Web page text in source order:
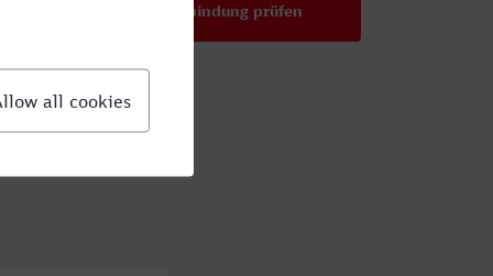
Verbindung prüfen